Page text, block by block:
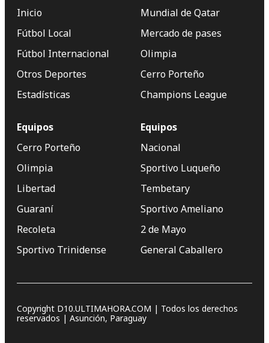
Inicio
Fútbol Local
Fútbol Internacional
Otros Deportes
Estadísticas
Mundial de Qatar
Mercado de pases
Olimpia
Cerro Porteño
Champions League
Equipos
Cerro Porteño
Olimpia
Libertad
Guaraní
Recoleta
Sportivo Trinidense
Equipos
Nacional
Sportivo Luqueño
Tembetary
Sportivo Ameliano
2 de Mayo
General Caballero
Copyright D10.ULTIMAHORA.COM | Todos los derechos
reservados | Asunción, Paraguay